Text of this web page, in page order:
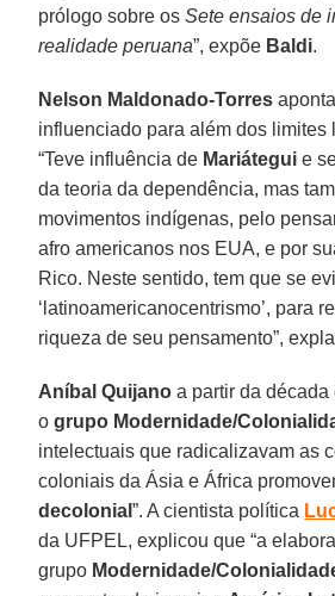
prólogo sobre osSete ensaios de
realidade peruana”, expõe Baldi.
Nelson Maldonado-Torres
influenciado para além dos limites
“Teve influência de Mariátegui e
da teoria da dependência, mas
movimentos indígenas, pelo
afro americanos nos EUA, e por
Rico. Neste sentido, tem que se
‘latinoamericanocentrismo’, para
riqueza de seu pensamento”,
Aníbal Quijano a partir da
ogrupo Modernidade/
intelectuais que radicalizavam as
coloniais da Ásia e África
decolonial”. A cientista política
da UFPEL, explicou que “a
grupo Modernidade/